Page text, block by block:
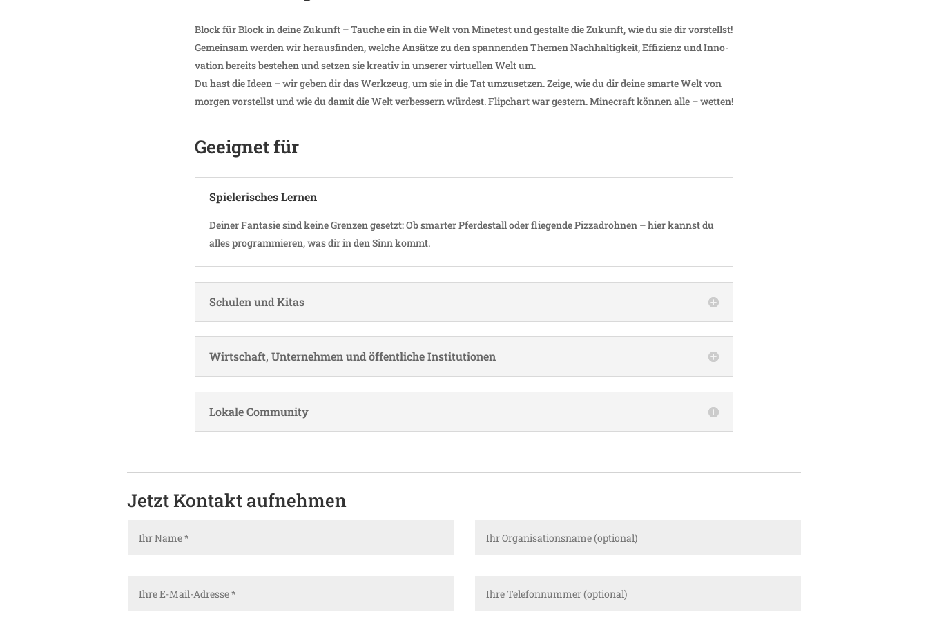
Block für Block in deine Zukunft – Tauche ein in die Welt von Mine­test und gestalte die Zukunft, wie du sie dir vorstellst!
Gemeinsam werden wir heraus­finden, welche Ansätze zu den span­nenden Themen Nach­hal­tig­keit, Effi­zienz und Inno­
va­tion bereits bestehen und setzen sie kreativ in unserer virtu­ellen Welt um.
Du hast die Ideen – wir geben dir das Werk­zeug, um sie in die Tat umzu­setzen. Zeige, wie du dir deine smarte Welt von
morgen vorstellst und wie du damit die Welt verbes­sern würdest. Flip­chart war gestern. Mine­craft können alle – wetten!
Geeignet für
Spie­le­ri­sches Lernen
Deiner Fantasie sind keine Grenzen gesetzt: Ob smarter Pfer­de­stall oder flie­gende Pizzadrohnen – hier kannst du
alles program­mieren, was dir in den Sinn kommt.
Schulen und Kitas
Wirt­schaft, Unter­nehmen und öffent­liche Institutionen
Lokale Commu­nity
Jetzt Kontakt aufnehmen